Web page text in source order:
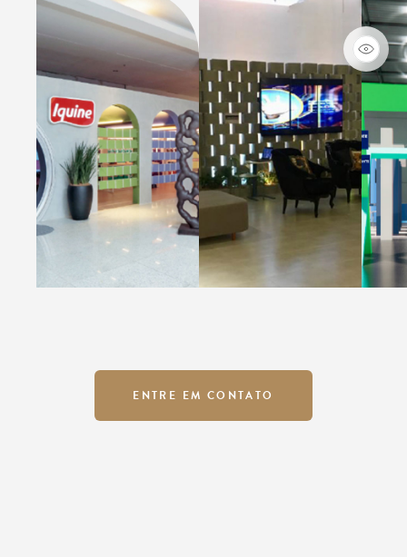
ENTRE EM CONTATO